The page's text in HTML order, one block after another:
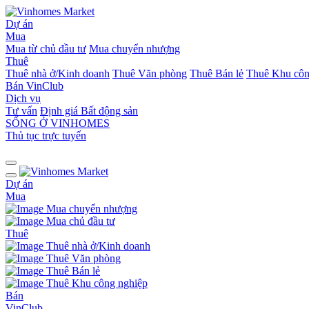
Dự án
Mua
Mua từ chủ đầu tư Mua chuyển nhượng
Thuê
Thuê nhà ở/Kinh doanh Thuê Văn phòng Thuê Bán lẻ Thuê Khu
Bán VinClub
Dịch vụ
Tư vấn Định giá Bất động sản
SỐNG Ở VINHOMES
Thủ tục trực tuyến
Dự án
Mua
Mua chuyển nhượng
Mua chủ đầu tư
Thuê
Thuê nhà ở/Kinh doanh
Thuê Văn phòng
Thuê Bán lẻ
Thuê Khu công nghiệp
Bán